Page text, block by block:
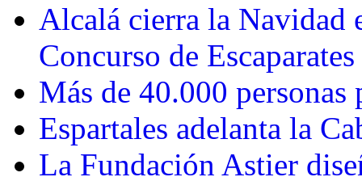
Alcalá cierra la Navidad
Concurso de Escaparates
Más de 40.000
Espartales adelanta la
La Fundación Astier